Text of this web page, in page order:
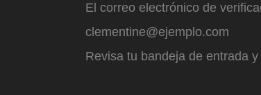
El correo electrónico de
clementine@ejemplo.com
Revisa tu bandeja de entrada